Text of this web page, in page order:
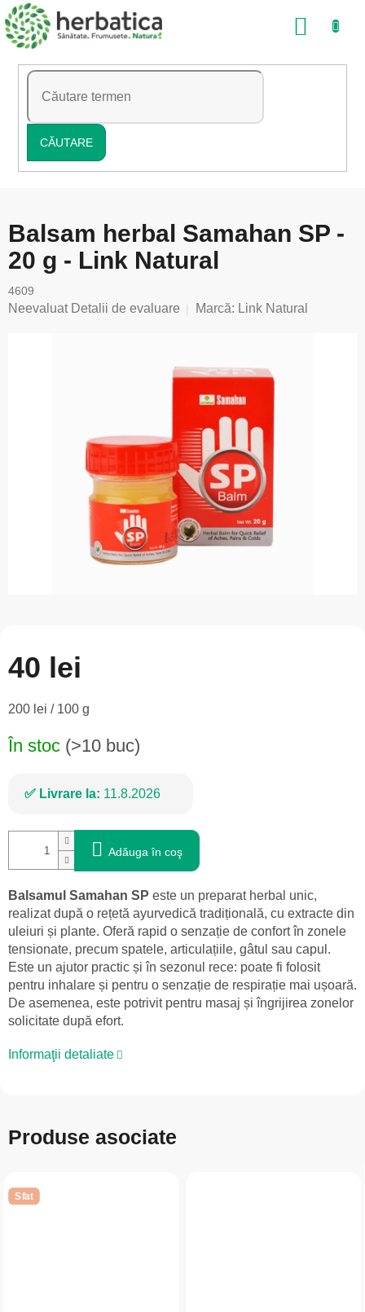
Treci
la
conținut
CĂUTARE
COŞ
Balsam herbal Samahan SP -
20 g - Link Natural
4609
Evaluarea
Neevaluat Detalii de evaluare Marcă: Link Natural
40 lei
Evaluare
200 lei / 100 g
În stoc (>10 buc)
Livrare la: 11.8.2026
Adăuga în coş
Balsamul Samahan SP este un preparat herbal unic,
realizat după o rețetă ayurvedică tradițională, cu extracte din
uleiuri și plante. Oferă rapid o senzație de confort în zonele
tensionate, precum spatele, articulațiile, gâtul sau capul.
Este un ajutor practic și în sezonul rece: poate fi folosit
pentru inhalare și pentru o senzație de respirație mai ușoară.
De asemenea, este potrivit pentru masaj și îngrijirea zonelor
solicitate după efort.
Informaţii detaliate
Produse asociate
Sfat